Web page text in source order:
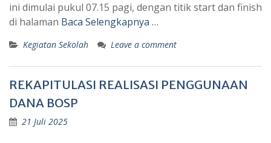
ini dimulai pukul 07.15 pagi, dengan titik start dan finish
di halaman Baca Selengkapnya …
Kegiatan Sekolah Leave a comment
REKAPITULASI REALISASI PENGGUNAAN
DANA BOSP
21 Juli 2025